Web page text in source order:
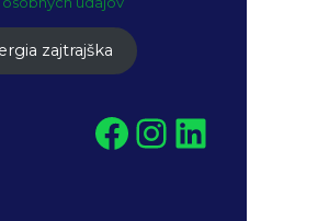
zajtrajška
Facebook